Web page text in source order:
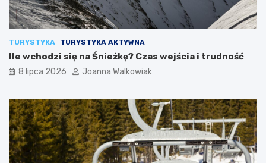
TURYSTYKA TURYSTYKA AKTYWNA
Ile wchodzi się na Śnieżkę? Czas wejścia i trudność
8 lipca 2026 Joanna Walkowiak